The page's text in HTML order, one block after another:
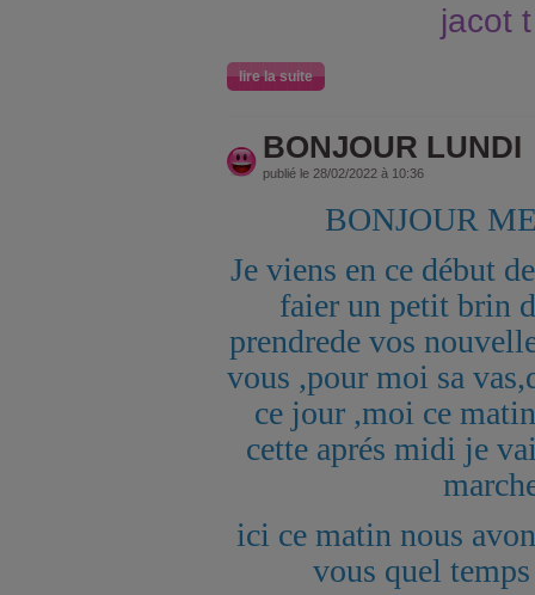
jacot
lire la suite
BONJOUR LUNDI
publié le 28/02/2022 à 10:36
BONJOUR
Je viens en ce début
faier un petit brin
prendrede vos
vous ,pour moi sa
ce jour ,moi ce
cette aprés midi je
ici ce matin nous
vous quel